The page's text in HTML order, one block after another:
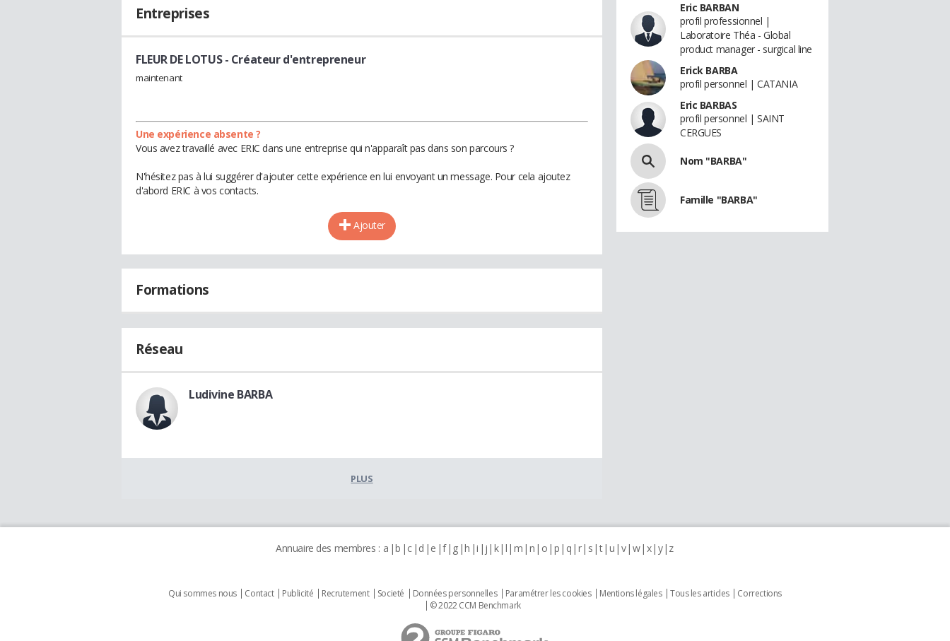
Entreprises
FLEUR DE LOTUS- Créateur d'entrepreneur
maintenant
Une expérience absente ?
Vous avez travaillé avec ERIC dans une entreprise qui n'apparaît pas dans son parcours ?
N'hésitez pas à lui suggérer d'ajouter cette expérience en lui envoyant un message. Pour cela ajoutez
d'abord ERIC à vos contacts.
Ajouter
Formations
Réseau
Ludivine BARBA
PLUS
Eric BARBAN
profil professionnel |
Laboratoire Théa - Global
product manager - surgical line
Erick BARBA
profil personnel | CATANIA
Eric BARBAS
profil personnel | SAINT
CERGUES
Nom "BARBA"
Famille "BARBA"
Annuaire des membres : a b c d e f g h i j k l m n o p q r s t u v w x y z
Qui sommes nous Contact Publicité Recrutement Societé Données personnelles Paramétrer les cookies Mentions légales Tous les articles
Corrections
© 2022 CCM Benchmark